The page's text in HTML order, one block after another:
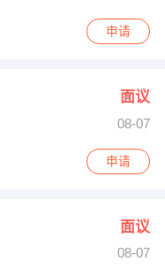
申请
面议
08-07
申请
面议
08-07